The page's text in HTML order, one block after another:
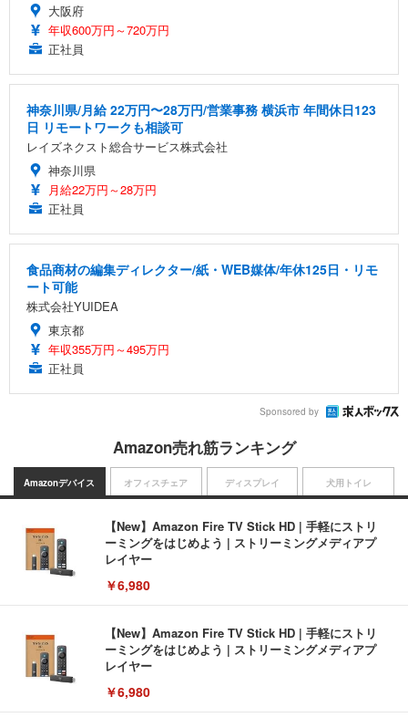
大阪府
年収600万円～720万円
正社員
神奈川県/月給 22万円〜28万円/営業事務 横浜市 年間休日123
日 リモートワークも相談可
レイズネクスト総合サービス株式会社
神奈川県
月給22万円～28万円
正社員
食品商材の編集ディレクター/紙・WEB媒体/年休125日・リモ
ート可能
株式会社YUIDEA
東京都
年収355万円～495万円
正社員
Sponsored by
Amazon売れ筋ランキング
Amazonデバイス
【New】Amazon Fire TV Stick HD | 手軽にストリ
ーミングをはじめよう | ストリーミングメディアプ
レイヤー
￥6,980
【New】Amazon Fire TV Stick HD | 手軽にストリ
ーミングをはじめよう | ストリーミングメディアプ
レイヤー
￥6,980
オフィスチェア ディスプレイ 犬用トイレ